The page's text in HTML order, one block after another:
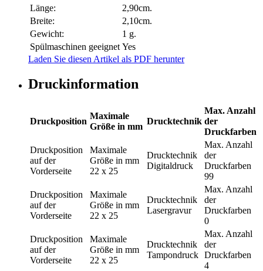
Länge:
2,90cm.
Breite:
2,10cm.
Gewicht:
1 g.
Spülmaschinen geeignet Yes
Laden Sie diesen Artikel als PDF herunter
Druckinformation
Druckposition
Maximale
Größe in mm
Drucktechnik
Max. Anzahl
der
Druckfarben
Druckposition
auf der
Vorderseite
Maximale
Größe in mm
22 x 25
Drucktechnik
Digitaldruck
Max. Anzahl
der
Druckfarben
99
Druckposition
auf der
Vorderseite
Maximale
Größe in mm
22 x 25
Drucktechnik
Lasergravur
Max. Anzahl
der
Druckfarben
0
Druckposition
auf der
Vorderseite
Maximale
Größe in mm
22 x 25
Drucktechnik
Tampondruck
Max. Anzahl
der
Druckfarben
4